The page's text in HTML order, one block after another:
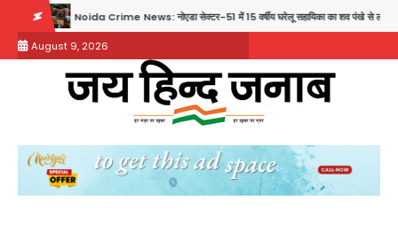
content
Noida Crime News: नोएडा सेक्टर-51 में 15 वर्षीय घरेलू सहायिका का शव पंखे से लटका मिला
August 9, 2026